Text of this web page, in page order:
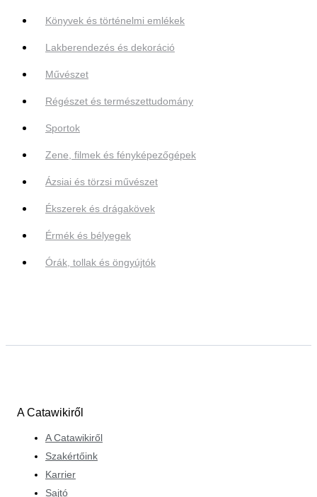
Könyvek és történelmi emlékek
Lakberendezés és dekoráció
Művészet
Régészet és természettudomány
Sportok
Zene, filmek és fényképezőgépek
Ázsiai és törzsi művészet
Ékszerek és drágakövek
Érmék és bélyegek
Órák, tollak és öngyújtók
A Catawikiről
A Catawikiről
Szakértőink
Karrier
Sajtó